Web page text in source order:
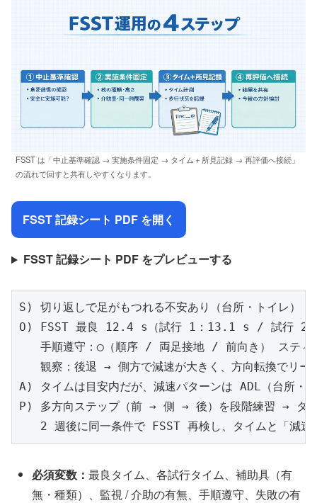
FSST は「中止基準確認 → 実施条件固定 → タイム＋所見記録 → 再評価へ接続」
の流れで回すと共有しやすくなります。
FSST 記録シート PDF を開く
FSST 記録シート PDF をプレビューする
S) 切り返しで足がもつれる不安あり（台所・トイレ）
O) FSST 最良 12.4 s（試行 1：13.1 s / 試行 2：
手順遵守：◯（順序 / 両足接地 / 前向き） スティ
観察：後退 → 側方で減速が大きく、方向転換でリー
A) タイムは目安内だが、減速パターンは ADL（台所・
P) 多方向ステップ（前 → 側 → 後）を段階練習 → タ
2 週後に同一条件で FSST 再検し、タイムと「減速
必須変数：最良タイム、各試行タイム、補助具（有
無・種類）、監視 / 介助の有無、手順遵守、失敗の有